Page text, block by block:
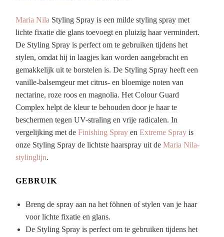
Maria Nila Styling Spray is een milde styling spray met
lichte fixatie die glans toevoegt en pluizig haar vermindert.
De Styling Spray is perfect om te gebruiken tijdens het
stylen, omdat hij in laagjes kan worden aangebracht en
gemakkelijk uit te borstelen is. De Styling Spray heeft een
vanille-balsemgeur met citrus- en bloemige noten van
nectarine, roze roos en magnolia. Het Colour Guard
Complex helpt de kleur te behouden door je haar te
beschermen tegen UV-straling en vrije radicalen. In
vergelijking met deFinishing Spray enExtreme Spray is
onze Styling Spray de lichtste haarspray uit deMaria Nila-
stylinglijn.
GEBRUIK
Breng de spray aan na het föhnen of stylen van je haar
voor lichte fixatie en glans.
De Styling Spray is perfect om te gebruiken tijdens het